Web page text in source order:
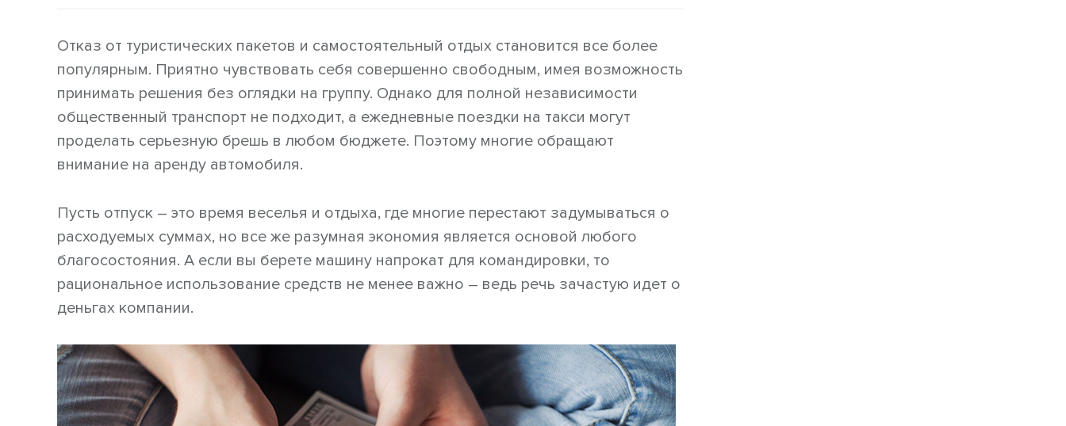
Отказ от туристических пакетов и самостоятельный отдых становится все более
популярным. Приятно чувствовать себя совершенно свободным, имея возможность
принимать решения без оглядки на группу. Однако для полной независимости
общественный транспорт не подходит, а ежедневные поездки на такси могут
проделать серьезную брешь в любом бюджете. Поэтому многие обращают
внимание на аренду автомобиля.
Пусть отпуск – это время веселья и отдыха, где многие перестают задумываться о
расходуемых суммах, но все же разумная экономия является основой любого
благосостояния. А если вы берете машину напрокат для командировки, то
рациональное использование средств не менее важно – ведь речь зачастую идет о
деньгах компании.